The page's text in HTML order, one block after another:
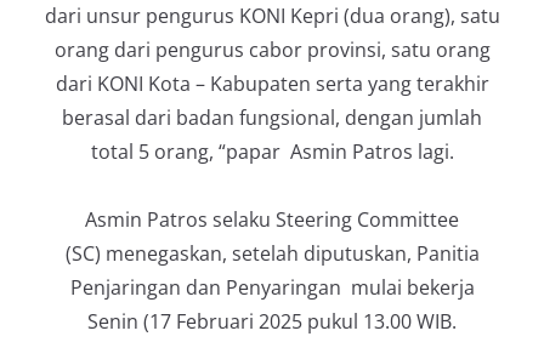
dari unsur pengurus KONI Kepri (dua orang), satu
orang dari pengurus cabor provinsi, satu orang
dari KONI Kota – Kabupaten serta yang terakhir
berasal dari badan fungsional, dengan jumlah
total 5 orang, “papar Asmin Patros lagi.
Asmin Patros selaku Steering Committee
(SC) menegaskan, setelah diputuskan, Panitia
Penjaringan dan Penyaringan mulai bekerja
Senin (17 Februari 2025 pukul 13.00 WIB.